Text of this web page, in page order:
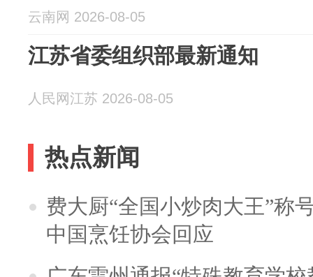
云南网 2026-08-05
江苏省委组织部最新通知
人民网江苏 2026-08-05
热点新闻
费大厨“全国小炒肉大王”称
中国烹饪协会回应